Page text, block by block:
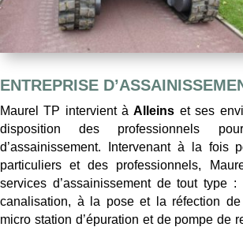
ENTREPRISE
Maurel TP intervient àAlleins et ses
disposition des professionnels
d’assainissement. Intervenant à la fois
particuliers et des professionnels,
services d’assainissement de tout type
canalisation, à la pose et la réfection
micro station d’épuration et de pompe de